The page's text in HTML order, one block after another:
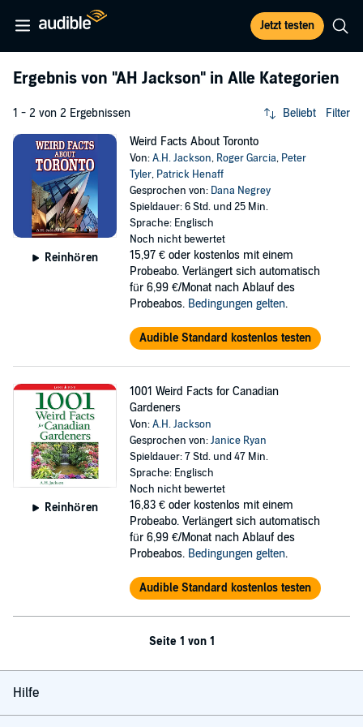
Jetzt testen
Ergebnis von "AH Jackson" in Alle Kategorien
1 - 2 von 2 Ergebnissen Beliebt Filter
Reinhören
Weird Facts About Toronto
Von:A.H. Jackson, Roger Garcia, Peter
Tyler, Patrick Henaff
Gesprochen von: Dana Negrey
Spieldauer: 6 Std. und 25 Min.
Sprache: Englisch
Noch nicht bewertet
15,97 € oder kostenlos mit einem
Probeabo. Verlängert sich automatisch
für 6,99 €/Monat nach Ablauf des
Probeabos. Bedingungen gelten.
Audible Standard kostenlos testen
Reinhören
1001 Weird Facts for Canadian
Gardeners
Von:A.H. Jackson
Gesprochen von:Janice Ryan
Spieldauer: 7 Std. und 47 Min.
Sprache: Englisch
Noch nicht bewertet
16,83 € oder kostenlos mit einem
Probeabo. Verlängert sich automatisch
für 6,99 €/Monat nach Ablauf des
Probeabos. Bedingungen gelten.
Audible Standard kostenlos testen
Seite 1 von 1
Hilfe